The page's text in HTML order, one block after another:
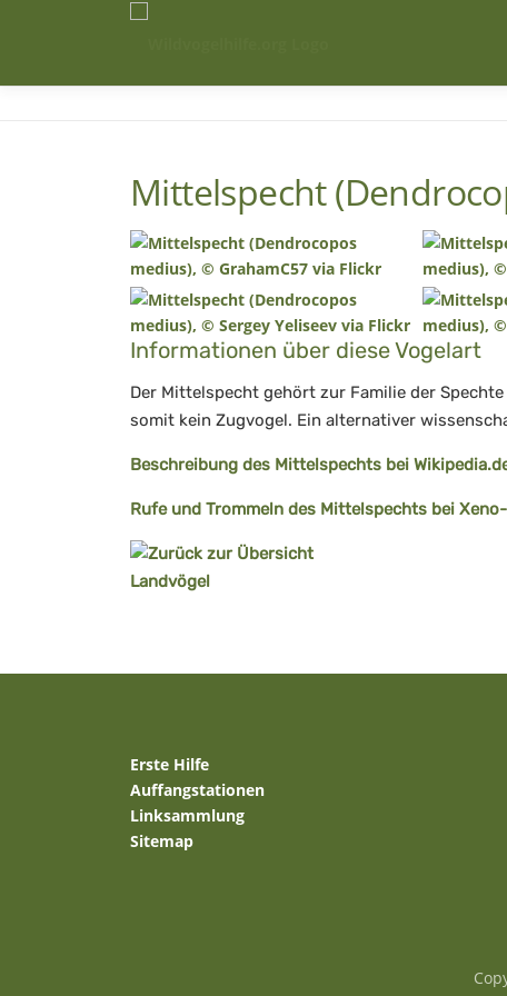
Mittelspecht
Informationen über diese Vogelart
Der Mittelspecht gehört zur Familie der
somit kein Zugvogel. Ein alternativer
Beschreibung des Mittelspechts bei
Rufe und Trommeln des Mittelspechts bei
Erste Hilfe
Auffangstationen
Linksammlung
Sitemap